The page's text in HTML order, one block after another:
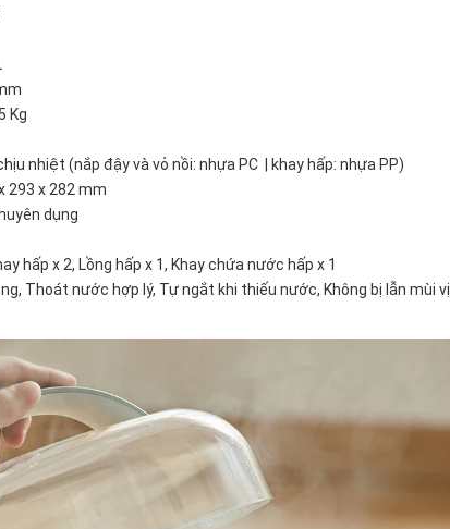
Kg
nhiệt (nắp đậy và vỏ nồi: nhựa PC | khay hấp: nhựa PP)
293 x 282 mm
dụng
hấp x 2, Lồng hấp x 1, Khay chứa nước hấp x 1
Thoát nước hợp lý, Tự ngắt khi thiếu nước, Không bị lẫn mùi vị